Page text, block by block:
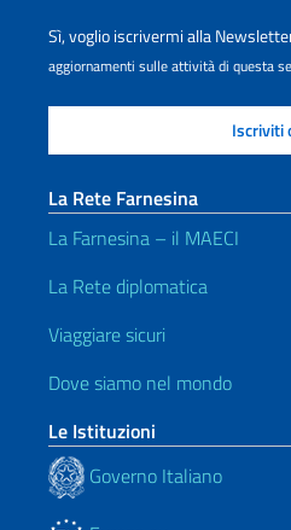
Sì, voglio iscrivermi alla
aggiornamenti sulle attività di questa
La Rete Farnesina
La Farnesina – il MAECI
La Rete diplomatica
Viaggiare sicuri
Dove siamo nel mondo
Le Istituzioni
Governo Italiano